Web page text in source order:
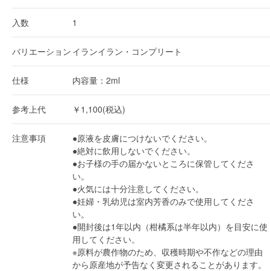
入数 1
バリエーション イランイラン・コンプリート
仕様 内容量：2ml
参考上代 ￥1,100(税込)
注意事項
●原液を皮膚につけないでください。
●絶対に飲用しないでください。
●お子様の手の届かないところに保管してくださ
い。
●火気には十分注意してください。
●妊婦・乳幼児は室内芳香のみで使用してくださ
い。
●開封後は1年以内（柑橘系は半年以内）を目安に使
用してください。
※原料が農作物のため、収穫時期や不作などの理由
から原産地が予告なく変更されることがあります。